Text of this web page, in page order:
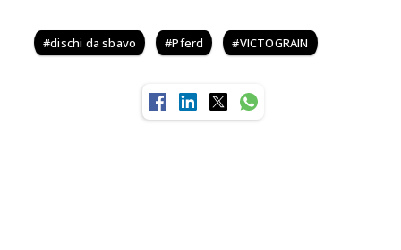
dischi da sbavo Pferd VICTOGRAIN